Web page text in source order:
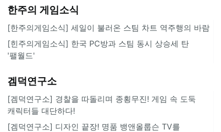
한주의 게임소식
[한주의게임소식] 세일이 불러온 스팀 차트 역주행의 바람
[힌주의게임소식] 한국 PC방과 스팀 동시 상승세 탄
'팰월드'
겜덕연구소
[겜덕연구소] 경찰을 따돌리며 종횡무진! 게임 속 도둑
캐릭터들 대단하다!
[겜덕연구소] 디자인 끝장! 명품 뱅앤올룹슨 TV를